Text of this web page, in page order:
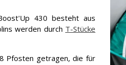
430 besteht aus
werden durch T-Stücke
Pfosten getragen, die für